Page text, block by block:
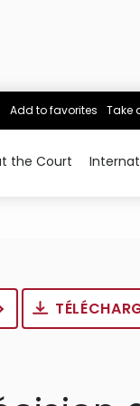
Add to favorites Take
the Court